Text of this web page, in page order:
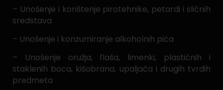
– Unošenje i korištenje pirotehnike, petardi i sličnih
sredstava
– Unošenje i konzumiranje alkoholnih pića
– Unošenje oružja, flaša, limenki, plastičnih i
staklenih boca, kišobrana, upaljača i drugih tvrdih
predmeta